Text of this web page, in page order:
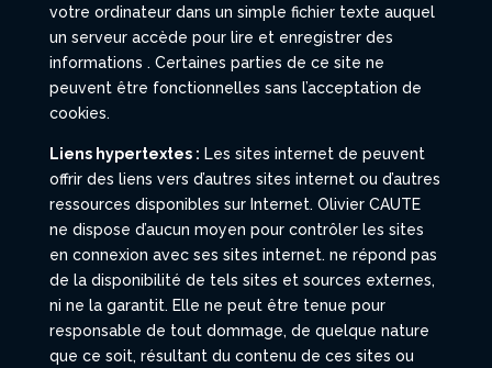
votre ordinateur dans un simple fichier texte auquel
un serveur accède pour lire et enregistrer des
informations . Certaines parties de ce site ne
peuvent être fonctionnelles sans l’acceptation de
cookies.
Liens hypertextes : Les sites internet de peuvent
offrir des liens vers d’autres sites internet ou d’autres
ressources disponibles sur Internet. Olivier CAUTE
ne dispose d’aucun moyen pour contrôler les sites
en connexion avec ses sites internet. ne répond pas
de la disponibilité de tels sites et sources externes,
ni ne la garantit. Elle ne peut être tenue pour
responsable de tout dommage, de quelque nature
que ce soit, résultant du contenu de ces sites ou